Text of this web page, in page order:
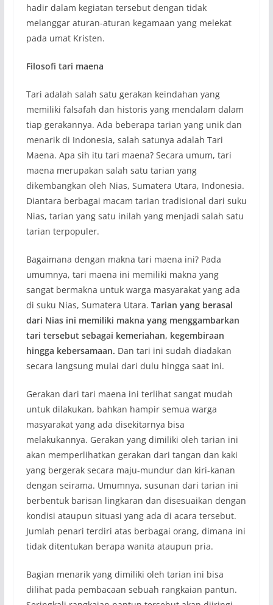
hadir dalam kegiatan tersebut dengan tidak
melanggar aturan-aturan kegamaan yang melekat
pada umat Kristen.
Filosofi tari maena
Tari adalah salah satu gerakan keindahan yang
memiliki falsafah dan historis yang mendalam dalam
tiap gerakannya. Ada beberapa tarian yang unik dan
menarik di Indonesia, salah satunya adalah Tari
Maena. Apa sih itu tari maena? Secara umum, tari
maena merupakan salah satu tarian yang
dikembangkan oleh Nias, Sumatera Utara, Indonesia.
Diantara berbagai macam tarian tradisional dari suku
Nias, tarian yang satu inilah yang menjadi salah satu
tarian terpopuler.
Bagaimana dengan makna tari maena ini? Pada
umumnya, tari maena ini memiliki makna yang
sangat bermakna untuk warga masyarakat yang ada
di suku Nias, Sumatera Utara. Tarian yang berasal
dari Nias ini memiliki makna yang menggambarkan
tari tersebut sebagai kemeriahan, kegembiraan
hingga kebersamaan. Dan tari ini sudah diadakan
secara langsung mulai dari dulu hingga saat ini.
Gerakan dari tari maena ini terlihat sangat mudah
untuk dilakukan, bahkan hampir semua warga
masyarakat yang ada disekitarnya bisa
melakukannya. Gerakan yang dimiliki oleh tarian ini
akan memperlihatkan gerakan dari tangan dan kaki
yang bergerak secara maju-mundur dan kiri-kanan
dengan seirama. Umumnya, susunan dari tarian ini
berbentuk barisan lingkaran dan disesuaikan dengan
kondisi ataupun situasi yang ada di acara tersebut.
Jumlah penari terdiri atas berbagai orang, dimana ini
tidak ditentukan berapa wanita ataupun pria.
Bagian menarik yang dimiliki oleh tarian ini bisa
dilihat pada pembacaan sebuah rangkaian pantun.